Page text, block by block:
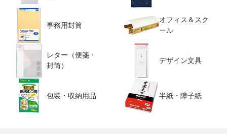
事務用封筒
オフィス＆スク
ール
レター（便箋・
封筒）
デザイン文具
包装・収納用品 半紙・障子紙